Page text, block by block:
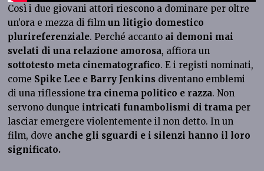
Così i due giovani attori riescono a dominare per oltre
un’ora e mezza di filmun litigio domestico
plurireferenziale. Perché accanto ai demoni mai
svelati di una relazione amorosa, affiora un
sottotesto meta cinematografico. E i registi nominati,
come Spike Lee e Barry Jenkins diventano emblemi
di una riflessionetra cinema politico e razza. Non
servono dunque intricati funambolismi di trama per
lasciar emergere violentemente il non detto. In un
film, dove anche gli sguardi e i silenzi hanno il loro
significato.